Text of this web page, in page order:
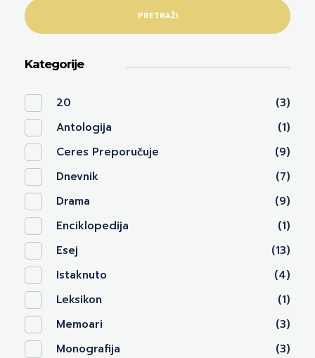
PRETRAŽI
Kategorije
20
(3)
Antologija
(1)
Ceres Preporučuje
(9)
Dnevnik
(7)
Drama
(9)
Enciklopedija
(1)
Esej
(13)
Istaknuto
(4)
Leksikon
(1)
Memoari
(3)
Monografija
(3)